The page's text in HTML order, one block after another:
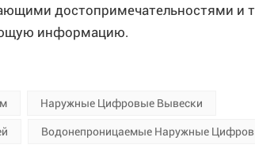
достопримечательностями и
информацию.
Наружные Цифровые Вывески
Водонепроницаемые Наружные